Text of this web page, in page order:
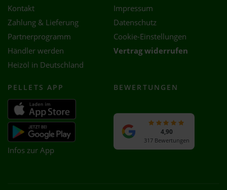
Kontakt
Zahlung & Lieferung
Partnerprogramm
Händler werden
Heizöl in Deutschland
Impressum
Datenschutz
Cookie-Einstellungen
Vertrag widerrufen
PELLETS APP
Infos zur App
BEWERTUNGEN
4,90
317 Bewertungen